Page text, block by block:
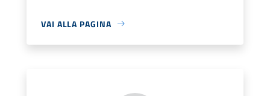
VAI ALLA PAGINA